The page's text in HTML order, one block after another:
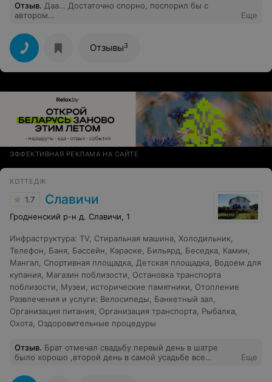
Отзыв. Даа… Достаточно спорно, поспорил бы с
автором…
Еще
Отзывы3
ЭФФЕКТИВНАЯ РЕКЛАМА НА САЙТЕ
КОТТЕДЖ
1.7 Славичи
Гродненский р-н д. Славичи, 1
Инфраструктура: TV, Стиральная машина, Холодильник,
Телефон, Баня, Бассейн, Караоке, Бильярд, Беседка, Камин,
Мангал, Спортивная площадка, Детская площадка, Водоем для
купания, Магазин поблизости, Остановка транспорта
поблизости, Музеи, исторические памятники, Отопление
Развлечения и услуги: Велосипеды, Банкетный зал,
Организация питания, Организация транспорта, Рыбалка,
Охота, Оздоровительные процедуры
Отзыв. Брат отмечал свадьбу первый день в шатре
было хорошо ,второй день в самой усадьбе все
Еще